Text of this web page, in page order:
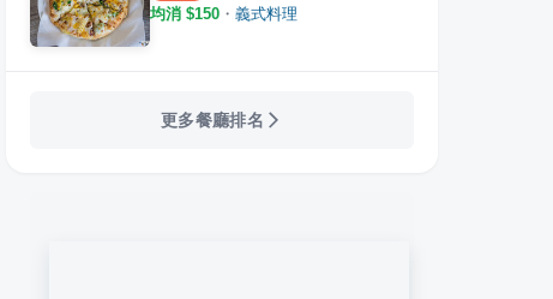
均消 $150 ・ 義式料理
更多餐廳排名